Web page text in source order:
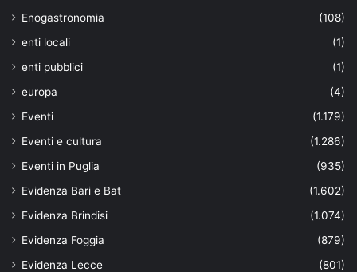
Enogastronomia
(108)
enti locali
(1)
enti pubblici
(1)
europa
(4)
Eventi
(1.179)
Eventi e cultura
(1.286)
Eventi in Puglia
(935)
Evidenza Bari e Bat
(1.602)
Evidenza Brindisi
(1.074)
Evidenza Foggia
(879)
Evidenza Lecce
(801)